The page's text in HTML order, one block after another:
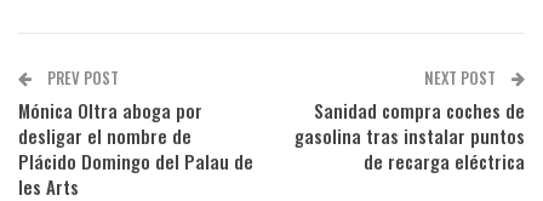
PREV POST
Mónica Oltra aboga por
desligar el nombre de
Plácido Domingo del Palau de
les Arts
NEXT POST
Sanidad compra coches de
gasolina tras instalar puntos
de recarga eléctrica